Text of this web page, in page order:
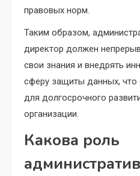
правовых норм.
Таким образом,
директор должен
свои знания и внедрять
сферу защиты данных, что
для долгосрочного
организации.
Какова роль